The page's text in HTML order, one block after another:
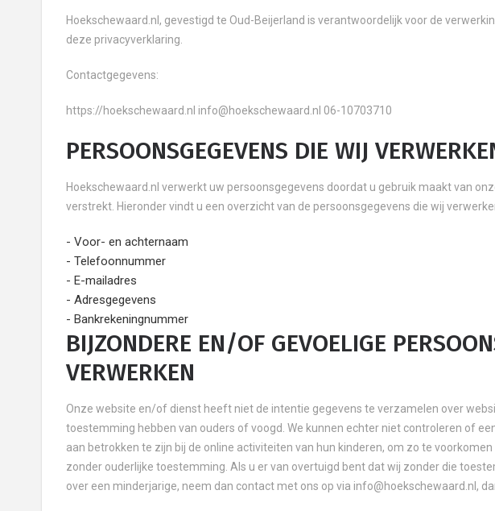
Hoekschewaard.nl, gevestigd te Oud-Beijerland is verantwoordelijk voor de
deze privacyverklaring.
Contactgegevens:
https://hoekschewaard.nl info@hoekschewaard.nl 06-10703710
PERSOONSGEGEVENS DIE WIJ
Hoekschewaard.nl verwerkt uw persoonsgegevens doordat u gebruik maakt van
verstrekt. Hieronder vindt u een overzicht van de persoonsgegevens die wij
- Voor- en achternaam
- Telefoonnummer
- E-mailadres
- Adresgegevens
- Bankrekeningnummer
BIJZONDERE EN/OF GEVOELIGE
VERWERKEN
Onze website en/of dienst heeft niet de intentie gegevens te verzamelen over
toestemming hebben van ouders of voogd. We kunnen echter niet controleren of
aan betrokken te zijn bij de online activiteiten van hun kinderen, om zo te
zonder ouderlijke toestemming. Als u er van overtuigd bent dat wij zonder die
over een minderjarige, neem dan contact met ons op via info@hoekschewaard.nl,